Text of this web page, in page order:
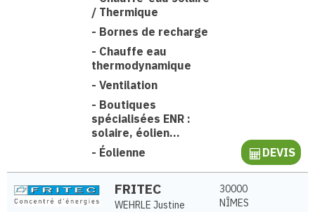
/ Thermique
- Bornes de recharge
- Chauffe eau
thermodynamique
- Ventilation
- Boutiques
spécialisées ENR :
solaire, éolien...
- Éolienne DEVIS
FRITEC
WEHRLE Justine
30000
NÎMES